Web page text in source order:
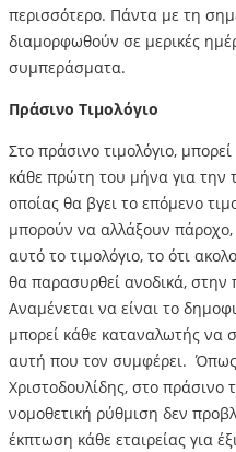
περισσότερο. Πάντα με τη
διαμορφωθούν σε μερικές
συμπεράσματα.
Πράσινο Τιμολόγιο
Στο πράσινο τιμολόγιο,
κάθε πρώτη του μήνα για την
οποίας θα βγει το επόμενο
μπορούν να αλλάξουν πάροχο,
αυτό το τιμολόγιο, το ότι
θα παρασυρθεί ανοδικά, στην
Αναμένεται να είναι το
μπορεί κάθε καταναλωτής να
αυτή που τον συμφέρει.
Χριστοδουλίδης, στο πράσινο
νομοθετική ρύθμιση δεν
έκπτωση κάθε εταιρείας για